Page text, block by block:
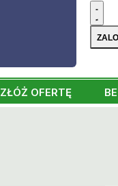
ZŁÓŻ OFERTĘ